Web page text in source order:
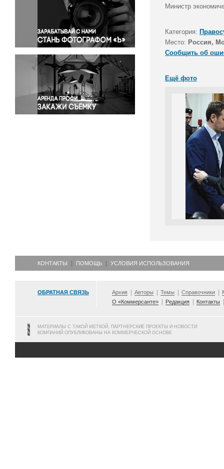
Политика
Правосудие
Происшествия и конфликты
Религия
Светская жизнь
Спорт
Экология
Экономика и бизнес
Министр
Категория:
Место: Россия,
Сообщить об
Ещё фото
КОНТАКТЫ ПОМОЩЬ УСЛОВИЯ ИСПОЛЬЗОВАНИЯ
ОБРАТНАЯ СВЯЗЬ Архив Авторы Темы Справочники
О «Коммерсанте»
Редакция Контакты
МАТЕРИАЛЫ С ТАКОЙ МЕТКОЙ, ПАРТНЕРСКИЕ ПРОЕКТЫ И НОВОСТИ
КОМПАНИЙ ОПУБЛИКОВАНЫ НА КОММЕРЧЕСКОЙ ОСНОВЕ